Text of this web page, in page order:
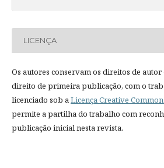
LICENÇA
Os autores conservam os direitos de autor
direito de primeira publicação, com o
licenciado sob aLicença Creative
permite a partilha do trabalho com
publicação inicial nesta revista.